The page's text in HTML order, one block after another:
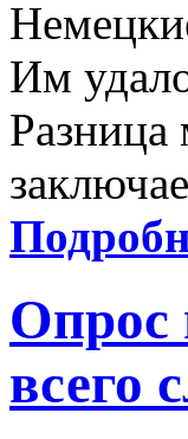
Им
Опрос
всего